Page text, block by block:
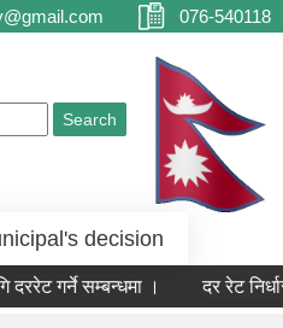
076-540118
decision
गर्ने सम्बन्धमा । दर रेट